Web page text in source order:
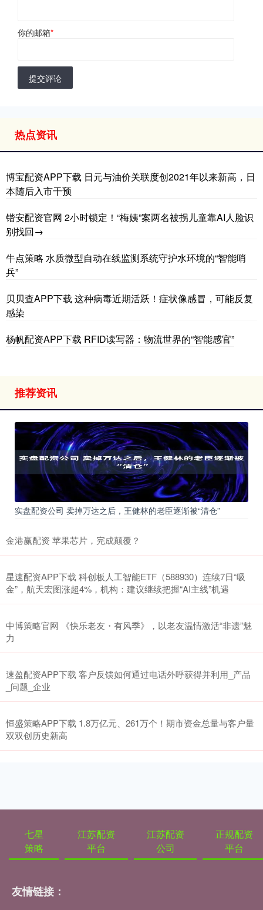
你的邮箱*
提交评论
热点资讯
博宝配资APP下载 日元与油价关联度创2021年以来新高，日
本随后入市干预
锴安配资官网 2小时锁定！“梅姨”案两名被拐儿童靠AI人脸识
别找回→
牛点策略 水质微型自动在线监测系统守护水环境的“智能哨
兵”
贝贝查APP下载 这种病毒近期活跃！症状像感冒，可能反复
感染
杨帆配资APP下载 RFID读写器：物流世界的“智能感官”
推荐资讯
实盘配资公司 卖掉万达之后，王健林的老臣逐渐被“清仓”
金港赢配资 苹果芯片，完成颠覆？
星速配资APP下载 科创板人工智能ETF（588930）连续7日“吸
金”，航天宏图涨超4%，机构：建议继续把握“AI主线”机遇
中博策略官网 《快乐老友・有风季》，以老友温情激活“非遗”魅
力
速盈配资APP下载 客户反馈如何通过电话外呼获得并利用_产品
_问题_企业
恒盛策略APP下载 1.8万亿元、261万个！期市资金总量与客户量
双双创历史新高
七星
策略
江苏配资
平台
江苏配资
公司
正规配资
平台
友情链接：